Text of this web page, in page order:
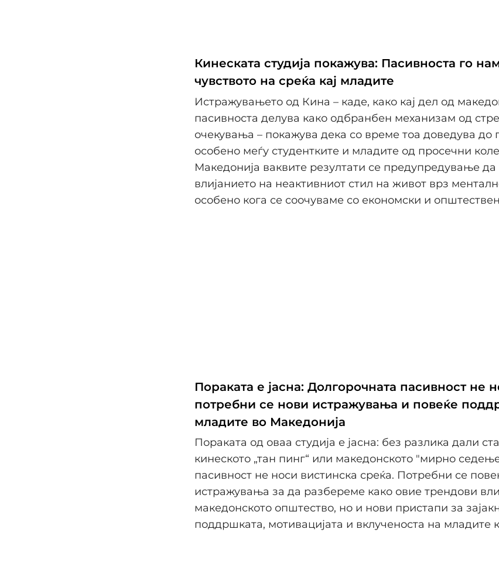
Кинеската студија покажува: Пасивноста го
чувството на среќа кај младите
Истражувањето од Кина – каде, како кај дел од
пасивноста делува како одбранбен механизам од
очекувања – покажува дека со време тоа доведува до
особено меѓу студентките и младите од просечни
Македонија ваквите резултати се предупредување да
влијанието на неактивниот стил на живот врз
особено кога се соочуваме со економски и
Пораката е јасна: Долгорочната пасивност не
потребни се нови истражувања и повеќе
младите во Македонија
Пораката од оваа студија е јасна: без разлика дали
кинеското „тан пинг“ или македонското "мирно
пасивност не носи вистинска среќа. Потребни се
истражувања за да разбереме како овие трендови
македонското општество, но и нови пристапи за
поддршката, мотивацијата и вклученоста на младите